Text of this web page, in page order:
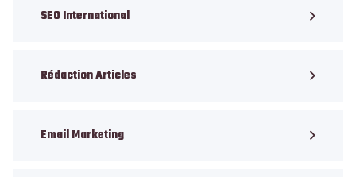
SEO International
Rédaction Articles
Email Marketing